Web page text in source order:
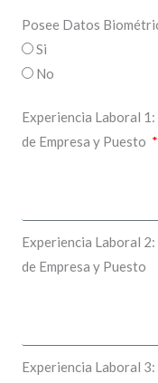
Posee Datos
Si
No
Experiencia Laboral
de Empresa y Puesto
Experiencia Laboral
de Empresa y Puesto
Experiencia Laboral